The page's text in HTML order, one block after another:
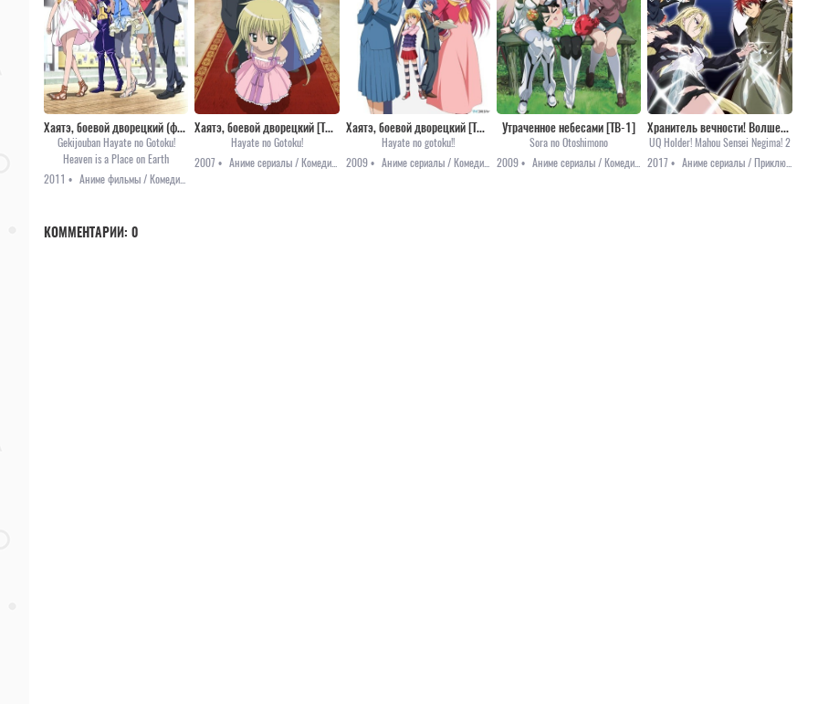
Хаятэ, боевой дворецкий (фильм)
Gekijouban Hayate no Gotoku!
Heaven is a Place on Earth
2011 •
Хаятэ, боевой дворецкий [ТВ-1]
Hayate no Gotoku!
2007 •
Хаятэ, боевой дворецкий [ТВ-2]
Hayate no gotoku!!
2009 •
Аниме сериалы / Комедия / Приключения / Романтика / Сёнэн
Утраченное небесами [ТВ-1]
Sora no Otoshimono
2009 •
Аниме сериалы / Комедия / Романтика / Этти
Хранитель вечности! Волшебный учитель Нэгима! 2
UQ Holder! Mahou Sensei Negima! 2
2017 •
КОММЕНТАРИИ: 0